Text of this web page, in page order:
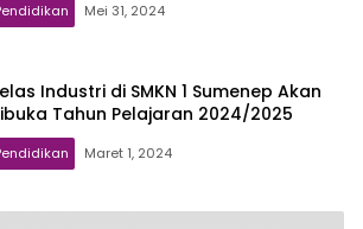
Mei 31, 2024
Industri di SMKN 1 Sumenep Akan
Tahun Pelajaran 2024/2025
Maret 1, 2024